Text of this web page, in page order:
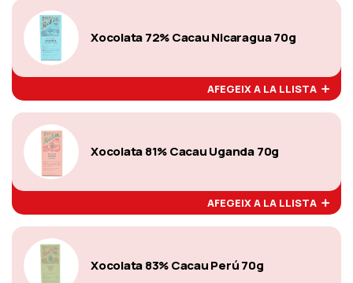
Xocolata 72% Cacau Nicaragua 70g
AFEGEIX A LA LLISTA
Xocolata 81% Cacau Uganda 70g
AFEGEIX A LA LLISTA
Xocolata 83% Cacau Perú 70g